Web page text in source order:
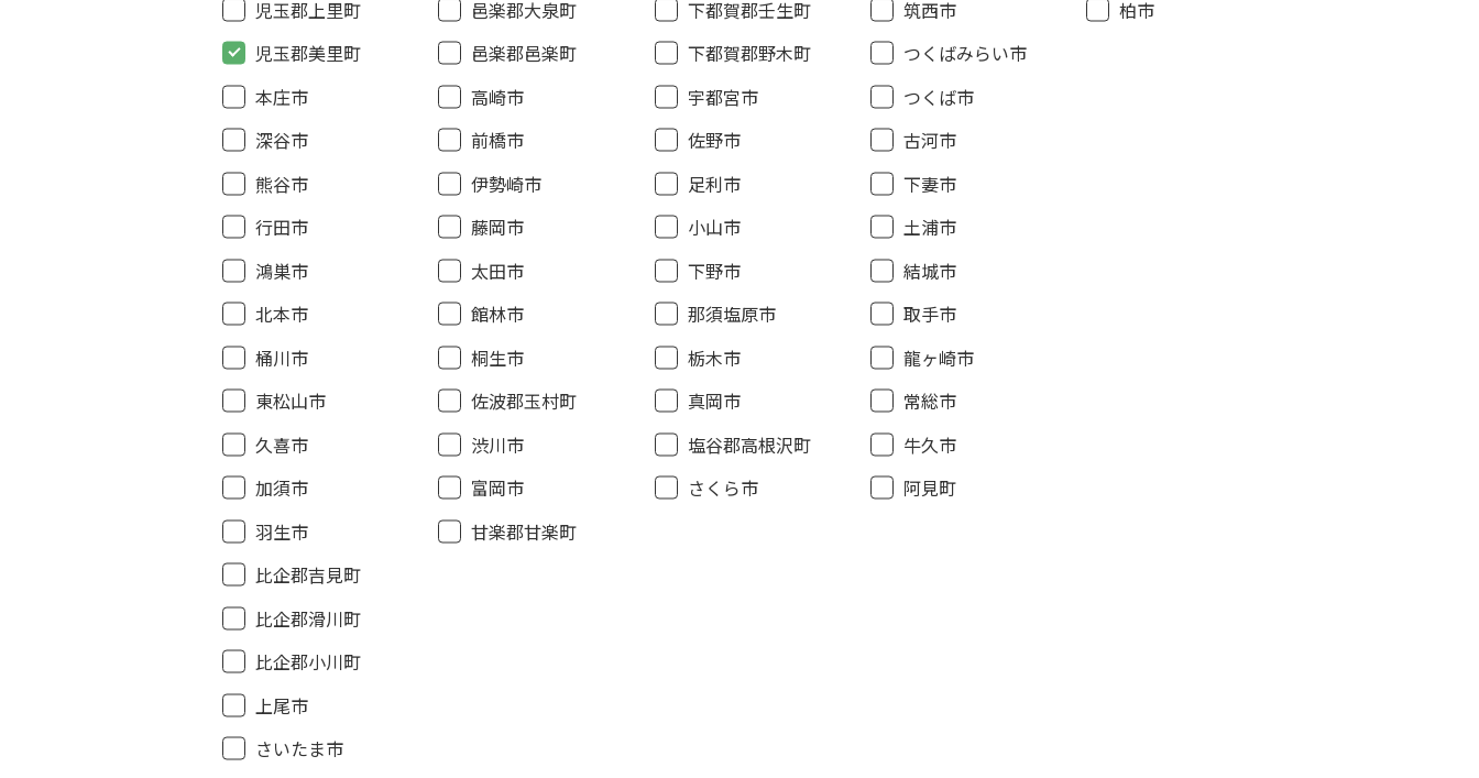
児玉郡上里町
児玉郡美里町
本庄市
深谷市
熊谷市
行田市
鴻巣市
北本市
桶川市
東松山市
久喜市
加須市
羽生市
比企郡吉見町
比企郡滑川町
比企郡小川町
上尾市
さいたま市
邑楽郡大泉町
邑楽郡邑楽町
高崎市
前橋市
伊勢崎市
藤岡市
太田市
館林市
桐生市
佐波郡玉村町
渋川市
富岡市
甘楽郡甘楽町
下都賀郡壬生町
下都賀郡野木町
宇都宮市
佐野市
足利市
小山市
下野市
那須塩原市
栃木市
真岡市
塩谷郡高根沢町
さくら市
筑西市
つくばみらい市
つくば市
古河市
下妻市
土浦市
結城市
取手市
龍ヶ崎市
常総市
牛久市
阿見町
柏市